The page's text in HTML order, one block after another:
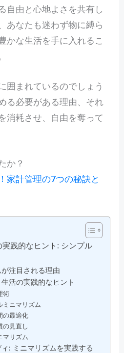
自由と心地よさを共有し
あなたも迷わず物に縛ら
かな生活を手に入れるこ
囲まれているのでしょう
る必要がある理由、それ
消耗させ、自由を奪って
か？
家計管理の7つの秘訣と
践的なヒント: シンプル
注目される理由
活の実践的なヒント
術
ミニマリズム
の最適化
の見直し
マリズム
: ミニマリズムを実践する